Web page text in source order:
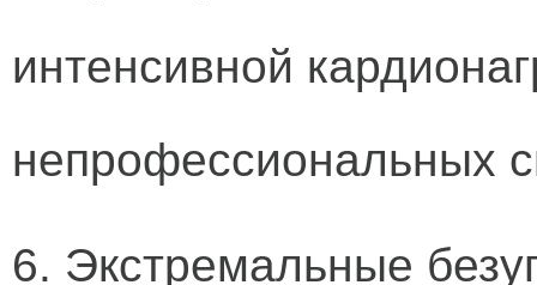
интенсивной
непрофессиональных
6. Экстремальные